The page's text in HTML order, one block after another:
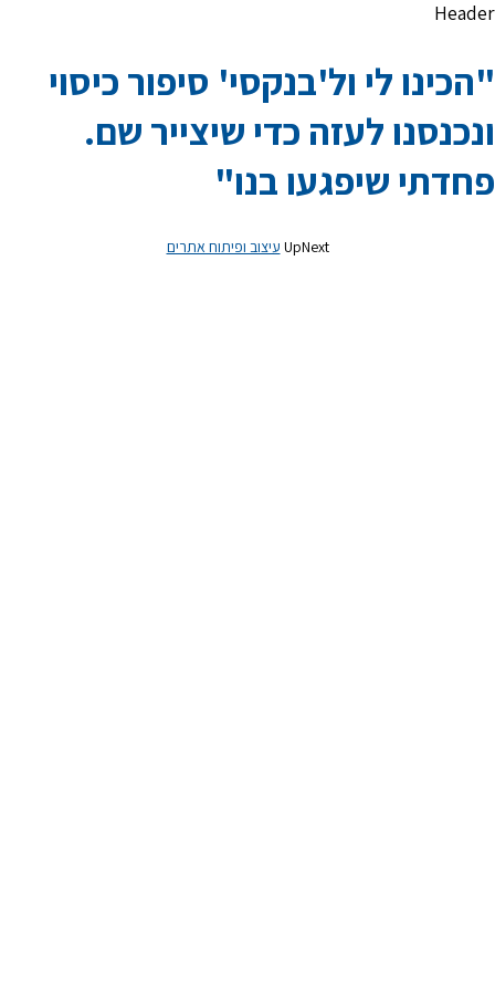
Header
"הכינו לי ול'בנקסי' סיפור כיסוי
ונכנסנו לעזה כדי שיצייר שם.
פחדתי שיפגעו בנו"
UpNext עיצוב ופיתוח אתרים